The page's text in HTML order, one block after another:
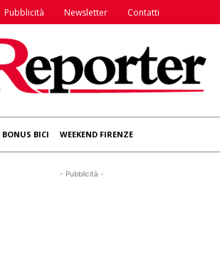
Pubblicità Newsletter Contatti
BONUS BICI WEEKEND FIRENZE
- Pubblicità -